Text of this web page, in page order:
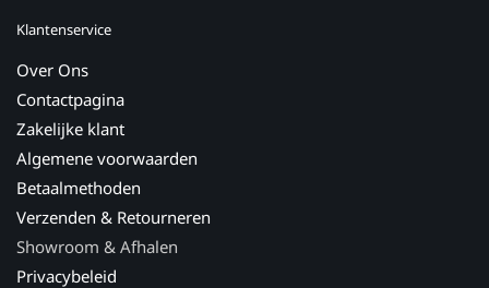
Klantenservice
Over Ons
Contactpagina
Zakelijke klant
Algemene voorwaarden
Betaalmethoden
Verzenden & Retourneren
Showroom & Afhalen
Privacybeleid